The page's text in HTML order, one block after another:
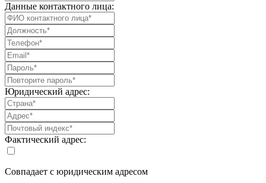
Данные контактного лица:
Юридический адрес:
Фактический адрес:
Совпадает с юридическим адресом